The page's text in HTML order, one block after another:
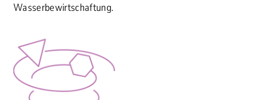
Wasserbewirtschaftung.